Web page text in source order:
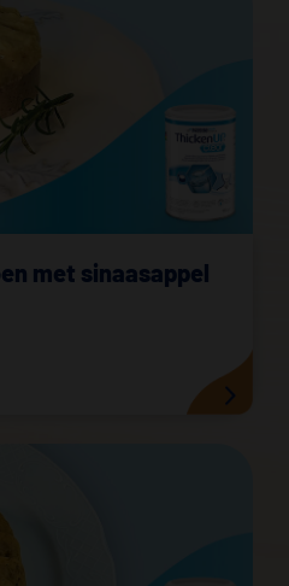
met sinaasappel